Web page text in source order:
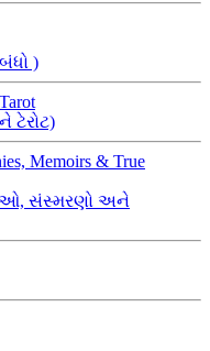
)
ટેરોટ)
Memoirs & True
સંસ્મરણો અને